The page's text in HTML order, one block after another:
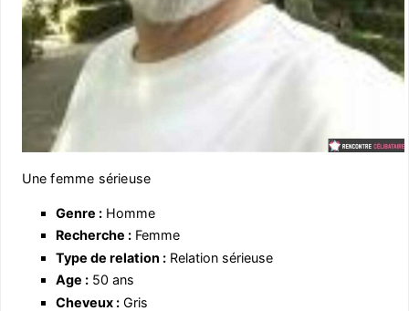
Une femme sérieuse
Genre :Homme
Recherche :Femme
Type de relation :Relation sérieuse
Age :50 ans
Cheveux :Gris